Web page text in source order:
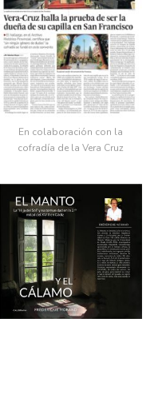
En colaboración con la
cofradía de la Vera Cruz